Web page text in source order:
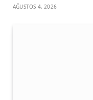
AĞUSTOS 4, 2026